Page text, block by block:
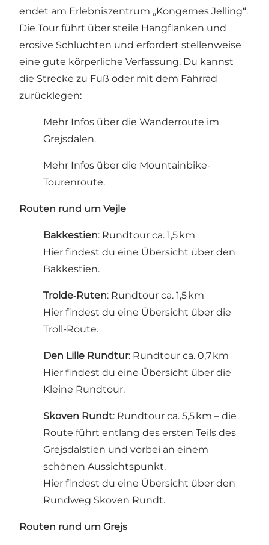
endet am Erlebniszentrum „Kongernes Jelling“.
Die Tour führt über steile Hangflanken und
erosive Schluchten und erfordert stellenweise
eine gute körperliche Verfassung. Du kannst
die Strecke zu Fuß oder mit dem Fahrrad
zurücklegen:
Mehr Infos über die Wanderroute im
Grejsdalen.
Mehr Infos über die Mountainbike-
Tourenroute.
Routen rund um Vejle
Bakkestien: Rundtour ca. 1,5 km
Hier findest du eine Übersicht über den
Bakkestien.
Trolde‑Ruten: Rundtour ca. 1,5 km
Hier findest du eine Übersicht über die
Troll-Route.
Den Lille Rundtur: Rundtour ca. 0,7 km
Hier findest du eine Übersicht über die
Kleine Rundtour.
Skoven Rundt: Rundtour ca. 5,5 km – die
Route führt entlang des ersten Teils des
Grejsdalstien und vorbei an einem
schönen Aussichtspunkt.
Hier findest du eine Übersicht über den
Rundweg Skoven Rundt.
Routen rund um Grejs